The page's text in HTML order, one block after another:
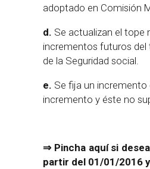
adoptado en Comisión
d. Se actualizan el tope
incrementos futuros
de la Seguridad social.
e. Se fija un
incremento y éste no
⇒ Pincha aquí si
partir del 01/01/2016